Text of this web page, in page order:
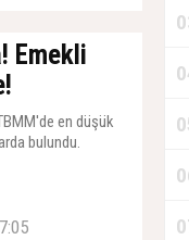
Emekli
en düşük
bulundu.